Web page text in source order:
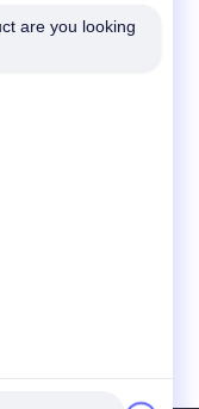
are you looking